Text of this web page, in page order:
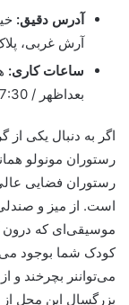
آدرس دقیق:
آرش غربی، پلاک 24، طبقه
ساعات کاری:
بعداظهر / 7:30 غروب تا 11 شب
اگر به دنبال یکی
رستوران مونولو
رستوران فضایی
است. از میز و
موسیقی‌ای که درون
کودک شما بوجود
می‌تواننر بچرخند و
بزرگسال این محل